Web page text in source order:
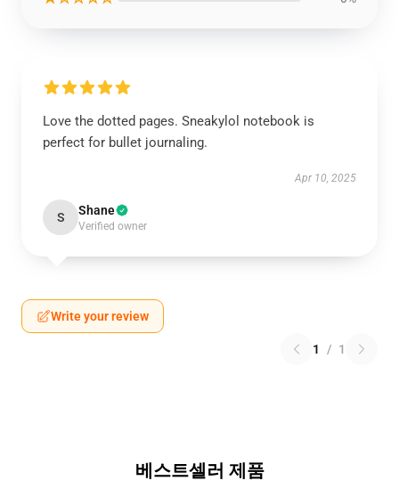
Love the dotted pages. Sneakylol notebook is
perfect for bullet journaling.
Apr 10, 2025
S Shane
Verified owner
Write your review
1 / 1
베스트셀러 제품